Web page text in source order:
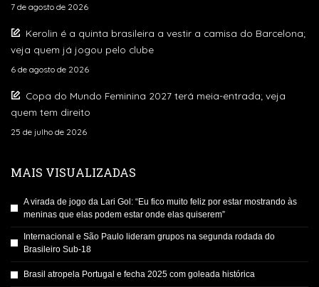
7 de agosto de 2026
Kerolin é a quinta brasileira a vestir a camisa do Barcelona;
veja quem já jogou pelo clube
6 de agosto de 2026
Copa do Mundo Feminina 2027 terá meia-entrada; veja
quem tem direito
25 de julho de 2026
MAIS VISUALIZADAS
A virada de jogo da Lari Gol: “Eu fico muito feliz por estar mostrando às
meninas que elas podem estar onde elas quiserem”
Internacional e São Paulo lideram grupos na segunda rodada do
Brasileiro Sub-18
Brasil atropela Portugal e fecha 2025 com goleada histórica